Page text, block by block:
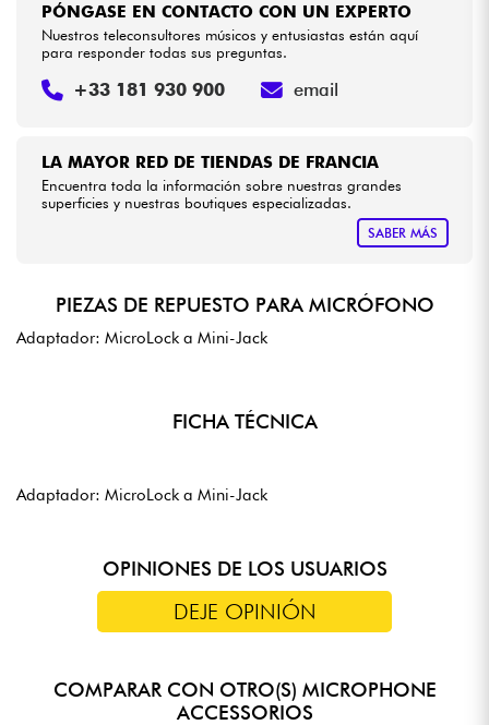
LA MAYOR RED DE TIENDAS DE FRANCIA
Encuentra toda la información sobre nuestras grandes
superficies y nuestras boutiques especializadas.
SABER MÁS
PÓNGASE EN CONTACTO CON UN EXPERTO
Nuestros teleconsultores músicos y entusiastas están aquí
para responder todas sus preguntas.
+33 181 930 900 email
PIEZAS DE REPUESTO PARA MICRÓFONO
Adaptador: MicroLock a Mini-Jack
FICHA TÉCNICA
Adaptador: MicroLock a Mini-Jack
OPINIONES DE LOS USUARIOS
DEJE OPINIÓN
COMPARAR CON OTRO(S) MICROPHONE
ACCESSORIOS